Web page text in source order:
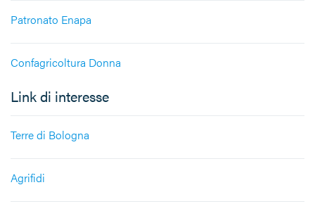
Patronato Enapa
Confagricoltura Donna
Link di interesse
Terre di Bologna
Agrifidi